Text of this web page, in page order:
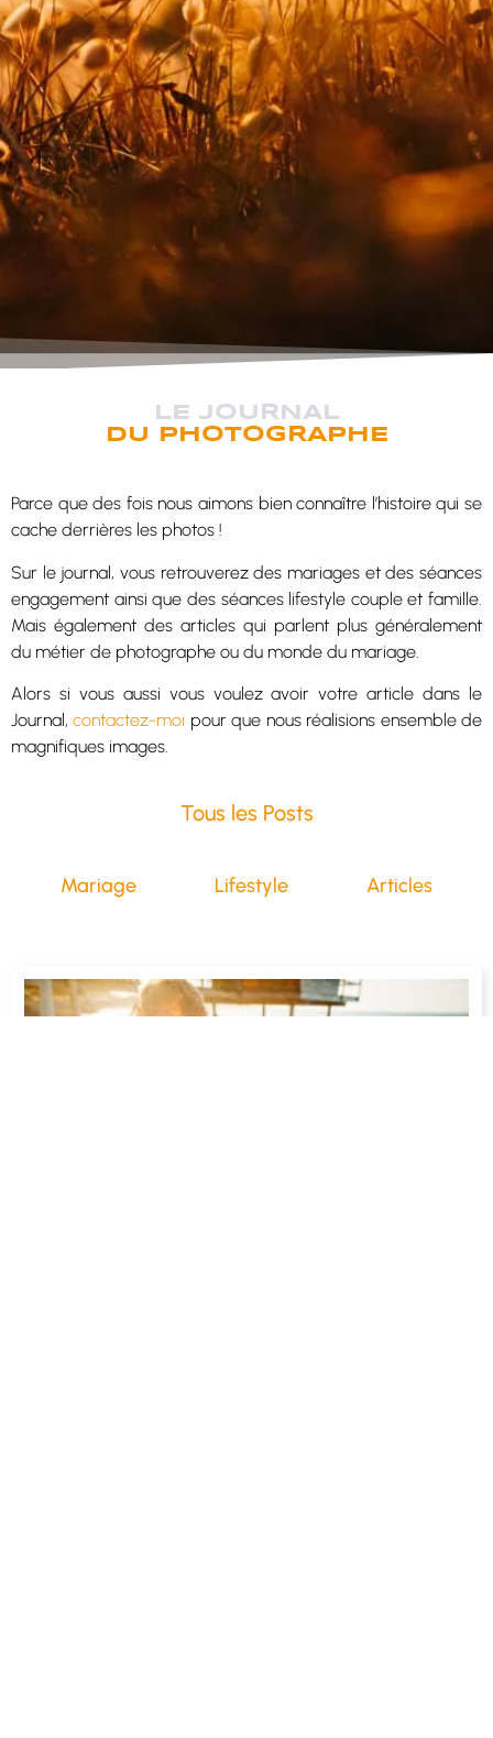
LE JOURNAL
DU PHOTOGRAPHE
Parce que des fois nous aimons bien connaître l’histoire qui se
cache derrières les photos !
Sur le journal, vous retrouverez des mariages et des séances
engagement ainsi que des séances lifestyle couple et famille.
Mais également des articles qui parlent plus généralement
du métier de photographe ou du monde du mariage.
Alors si vous aussi vous voulez avoir votre article dans le
Journal,contactez-moi pour que nous réalisions ensemble de
magnifiques images.
Tous les Posts
Mariage Lifestyle Articles